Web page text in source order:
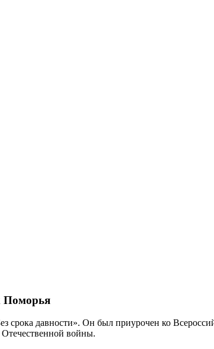
Поморья
срока давности». Он был приурочен ко
войны.